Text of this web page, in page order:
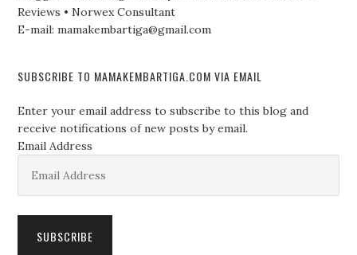
Reviews • Norwex Consultant
E-mail: mamakembartiga@gmail.com
SUBSCRIBE TO MAMAKEMBARTIGA.COM VIA EMAIL
Enter your email address to subscribe to this blog and
receive notifications of new posts by email.
Email Address
SUBSCRIBE